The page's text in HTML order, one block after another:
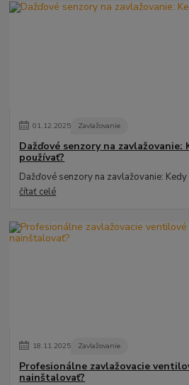
01.12.2025 Zavlažovanie
Dažďové senzory na zavlažovanie:
používať?
Dažďové senzory na zavlažovanie:
čítať celé
18.11.2025 Zavlažovanie
Profesionálne zavlažovacie
nainštalovať?